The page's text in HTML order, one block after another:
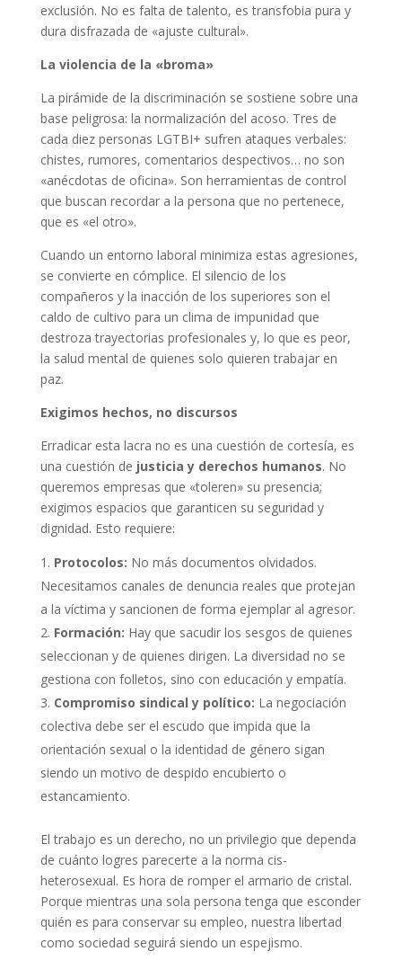
exclusión. No es falta de talento, es transfobia pura y
dura disfrazada de «ajuste cultural».
La violencia de la «broma»
La pirámide de la discriminación se sostiene sobre una
base peligrosa: la normalización del acoso. Tres de
cada diez personas LGTBI+ sufren ataques verbales:
chistes, rumores, comentarios despectivos… no son
«anécdotas de oficina». Son herramientas de control
que buscan recordar a la persona que no pertenece,
que es «el otro».
Cuando un entorno laboral minimiza estas agresiones,
se convierte en cómplice. El silencio de los
compañeros y la inacción de los superiores son el
caldo de cultivo para un clima de impunidad que
destroza trayectorias profesionales y, lo que es peor,
la salud mental de quienes solo quieren trabajar en
paz.
Exigimos hechos, no discursos
Erradicar esta lacra no es una cuestión de cortesía, es
una cuestión de justicia y derechos humanos. No
queremos empresas que «toleren» su presencia;
exigimos espacios que garanticen su seguridad y
dignidad. Esto requiere:
Protocolos: No más documentos olvidados.
Necesitamos canales de denuncia reales que protejan
a la víctima y sancionen de forma ejemplar al agresor.
Formación: Hay que sacudir los sesgos de quienes
seleccionan y de quienes dirigen. La diversidad no se
gestiona con folletos, sino con educación y empatía.
Compromiso sindical y político: La negociación
colectiva debe ser el escudo que impida que la
orientación sexual o la identidad de género sigan
siendo un motivo de despido encubierto o
estancamiento.
El trabajo es un derecho, no un privilegio que dependa
de cuánto logres parecerte a la norma cis-
heterosexual. Es hora de romper el armario de cristal.
Porque mientras una sola persona tenga que esconder
quién es para conservar su empleo, nuestra libertad
como sociedad seguirá siendo un espejismo.